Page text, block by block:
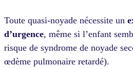
Toute quasi-noyade nécessite un
d’urgence, même si l’enfant
risque de syndrome de noyade
œdème pulmonaire retardé).